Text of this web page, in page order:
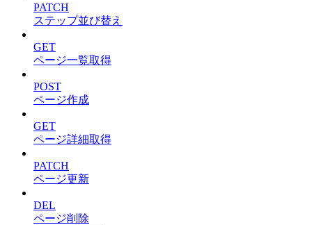
PATCH
ステップ並び替え
GET
ページ一覧取得
POST
ページ作成
GET
ページ詳細取得
PATCH
ページ更新
DEL
ページ削除